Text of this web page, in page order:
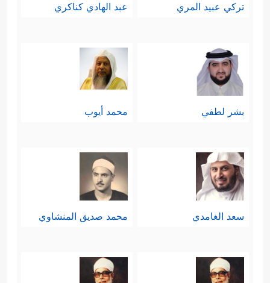
تركي عبيد المري عبد الهادي كناكري
بشر لطفي محمد أيوب
سعد الغامدي محمد صديق المنشاوي